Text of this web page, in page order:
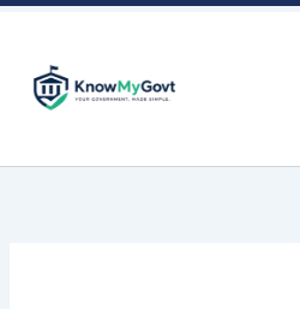
content